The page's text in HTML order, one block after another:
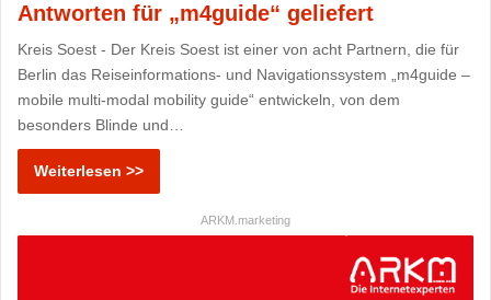
Antworten für „m4guide“ geliefert
Kreis Soest - Der Kreis Soest ist einer von acht Partnern, die für
Berlin das Reiseinformations- und Navigationssystem „m4guide –
mobile multi-modal mobility guide“ entwickeln, von dem
besonders Blinde und…
Weiterlesen >>
ARKM.marketing